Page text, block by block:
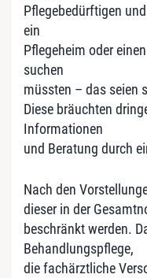
Pflegebedürftigen
ein
Pflegeheim oder
suchen
müssten – das seien
Diese bräuchten
Informationen
und Beratung durch
Nach den
dieser in der
beschränkt werden.
Behandlungspflege,
die fachärztliche